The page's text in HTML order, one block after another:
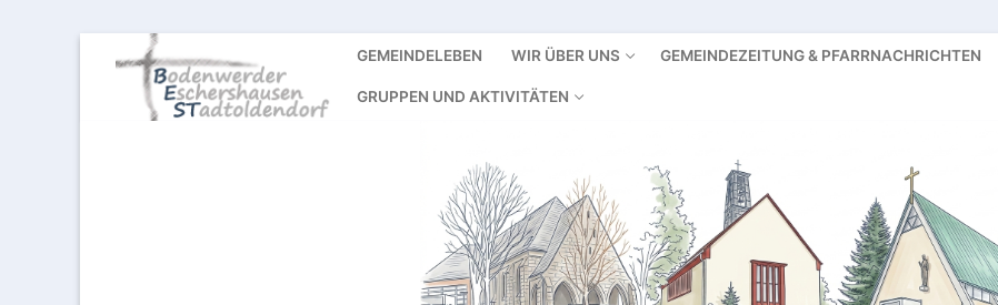
GEMEINDELEBEN WIR ÜBER UNS GEMEINDEZEITUNG & PFARRNACHRICHTEN
GRUPPEN UND AKTIVITÄTEN